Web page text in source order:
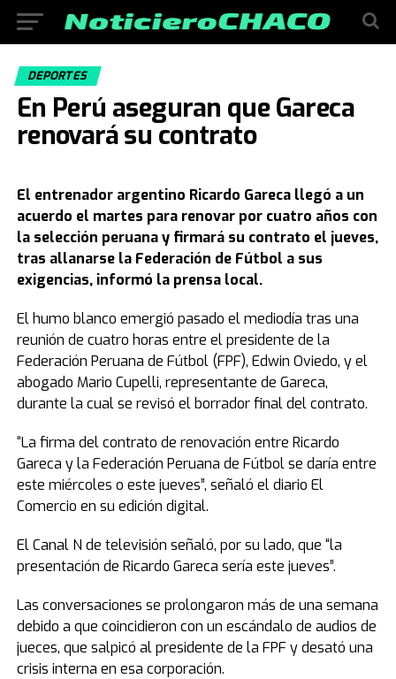
DEPORTES
En Perú aseguran que Gareca
renovará su contrato
El entrenador argentino Ricardo Gareca llegó a un
acuerdo el martes para renovar por cuatro años con
la selección peruana y firmará su contrato el jueves,
tras allanarse la Federación de Fútbol a sus
exigencias, informó la prensa local.
El humo blanco emergió pasado el mediodía tras una
reunión de cuatro horas entre el presidente de la
Federación Peruana de Fútbol (FPF), Edwin Oviedo, y el
abogado Mario Cupelli, representante de Gareca,
durante la cual se revisó el borrador final del contrato.
“La firma del contrato de renovación entre Ricardo
Gareca y la Federación Peruana de Fútbol se daría entre
este miércoles o este jueves”, señaló el diario El
Comercio en su edición digital.
El Canal N de televisión señaló, por su lado, que “la
presentación de Ricardo Gareca sería este jueves”.
Las conversaciones se prolongaron más de una semana
debido a que coincidieron con un escándalo de audios de
jueces, que salpicó al presidente de la FPF y desató una
crisis interna en esa corporación.